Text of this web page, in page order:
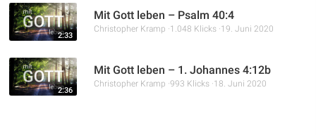
2:33
Mit Gott leben – Psalm 40:4
Christopher Kramp 1.048 Klicks 19. Juni 2020
2:36
Mit Gott leben – 1. Johannes 4:12b
Christopher Kramp 993 Klicks 18. Juni 2020